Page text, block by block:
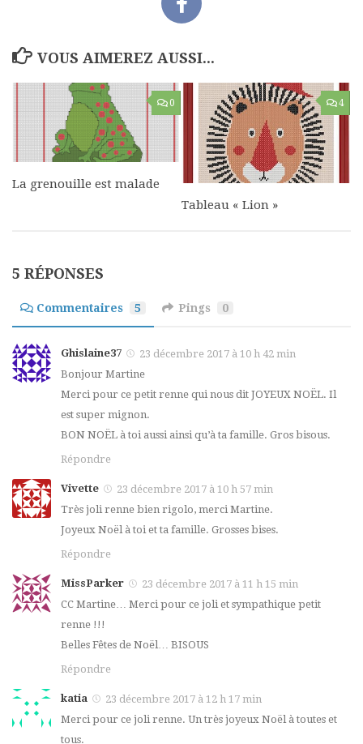
VOUS AIMEREZ AUSSI...
0
La grenouille est malade
4
Tableau « Lion »
5 RÉPONSES
Commentaires 5 Pings 0
Ghislaine37
23 décembre 2017 à 10 h 42 min
Bonjour Martine
Merci pour ce petit renne qui nous dit JOYEUX NOËL. Il
est super mignon.
BON NOËL à toi aussi ainsi qu’à ta famille. Gros bisous.
Répondre
Vivette
23 décembre 2017 à 10 h 57 min
Très joli renne bien rigolo, merci Martine.
Joyeux Noël à toi et ta famille. Grosses bises.
Répondre
MissParker
23 décembre 2017 à 11 h 15 min
CC Martine… Merci pour ce joli et sympathique petit
renne !!!
Belles Fêtes de Noël… BISOUS
Répondre
katia
23 décembre 2017 à 12 h 17 min
Merci pour ce joli renne. Un très joyeux Noël à toutes et
tous.